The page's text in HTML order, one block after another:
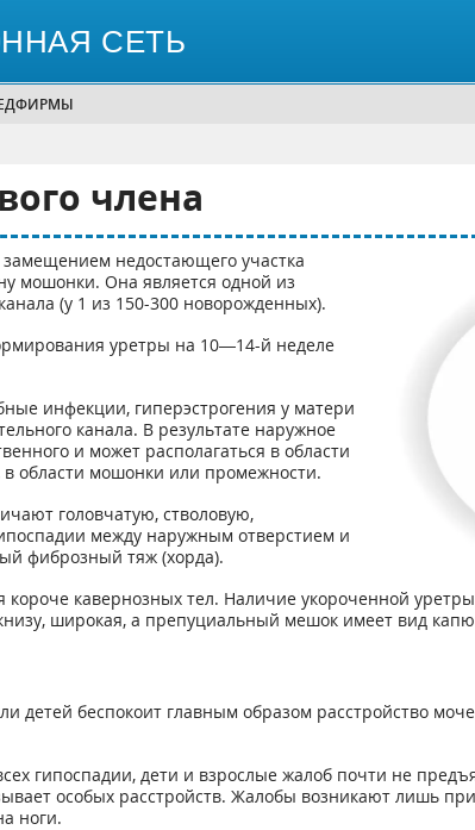
СЕТЬ
члена
недостающего участка
мошонки. Она является одной из
(у 1 из 150-300 новорожденных).
уретры на 10—14-й неделе
инфекции, гиперэстрогения у матери
канала. В результате наружное
и может располагаться в области
области мошонки или промежности.
головчатую, стволовую,
между наружным отверстием и
фиброзный тяж (хорда).
кавернозных тел. Наличие укороченной
широкая, а препуциальный мешок имеет вид
детей беспокоит главным образом расстройство
гипоспадии, дети и взрослые жалоб почти не
особых расстройств. Жалобы возникают лишь
ноги.